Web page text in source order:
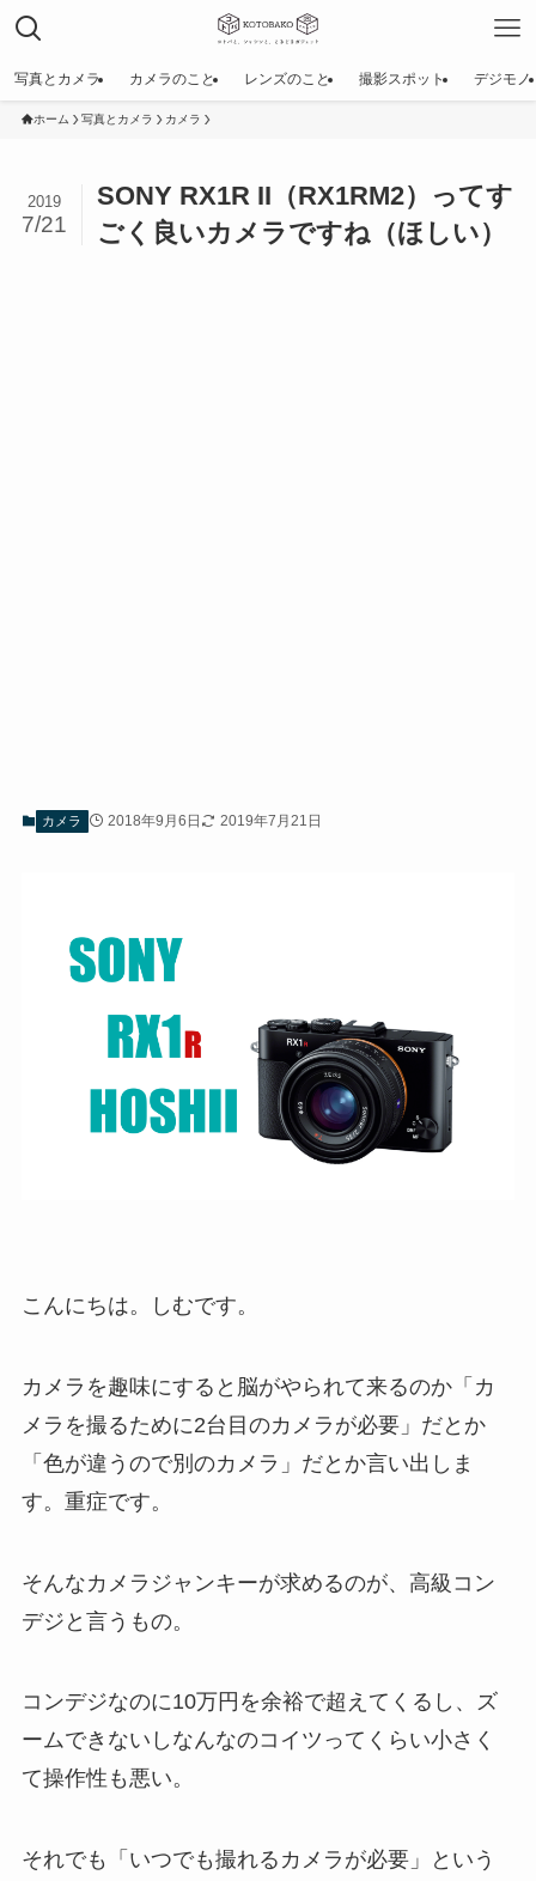
写真とカメラ カメラのこと レンズのこと 撮影スポット デジモノ
ホーム 写真とカメラ カメラ
SONY RX1R II（RX1RM2）ってす
ごく良いカメラですね（ほしい）
2019
7/21
カメラ 2018年9月6日 2019年7月21日
こんにちは。しむです。
カメラを趣味にすると脳がやられて来るのか「カ
メラを撮るために2台目のカメラが必要」だとか
「色が違うので別のカメラ」だとか言い出しま
す。重症です。
そんなカメラジャンキーが求めるのが、高級コン
デジと言うもの。
コンデジなのに10万円を余裕で超えてくるし、ズ
ームできないしなんなのコイツってくらい小さく
て操作性も悪い。
それでも「いつでも撮れるカメラが必要」という